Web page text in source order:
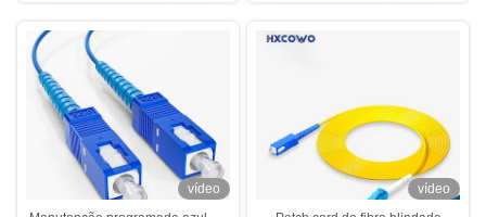
vídeo
vídeo